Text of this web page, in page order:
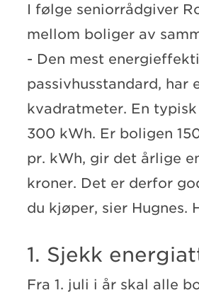
I følge seniorrådgiver
mellom boliger av
- Den mest
passivhusstandard, har
kvadratmeter. En
300 kWh. Er boligen
pr. kWh, gir det årlige
kroner. Det er derfor
du kjøper, sier
1. Sjekk
Fra 1. juli i år skal alle